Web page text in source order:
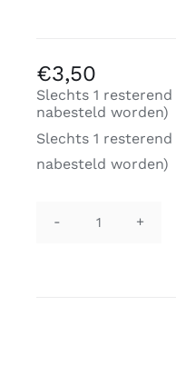
€3,50
Slechts 1
nabesteld worden)
Slechts 1
nabesteld worden)
Pin